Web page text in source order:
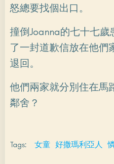
怒總要找個出口。
撞倒Joanna的七十七
了一封道歉信放在他們
退回。
他們兩家就分別住在馬
鄰舍？
Tags: 女童 好撒瑪利亞人